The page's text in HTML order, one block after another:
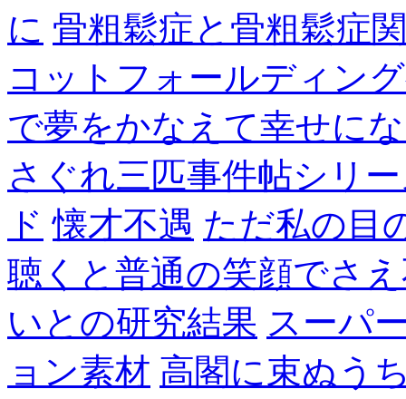
に 骨粗鬆症と骨粗鬆症
コットフォールディン
で夢をかなえて幸せに
さぐれ三匹事件帖シリ
ド 懐才不遇 ただ私の目
聴くと普通の笑顔でさ
いとの研究結果 スーパ
ョン素材 高閣に束ぬう